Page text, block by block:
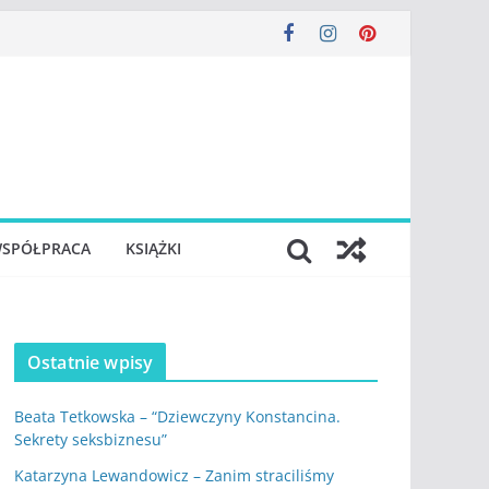
KSIĄŻKI
Ostatnie wpisy
Beata Tetkowska – “Dziewczyny Konstancina.
Sekrety seksbiznesu”
Katarzyna Lewandowicz – Zanim straciliśmy